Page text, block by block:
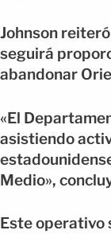
Johnson
seguirá
abandonar
«El
asistiendo
Medio»,
Este operativo